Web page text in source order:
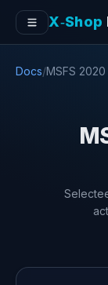
X‑Shop
Docs/MSFS